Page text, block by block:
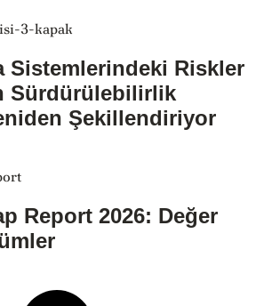
Sistemlerindeki Riskler
Sürdürülebilirlik
Şekillendiriyor
Report 2026: Değer